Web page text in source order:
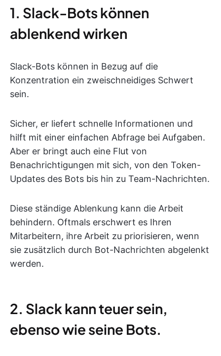
1. Slack-Bots können
ablenkend wirken
Slack-Bots können in Bezug auf die
Konzentration ein zweischneidiges Schwert
sein.
Sicher, er liefert schnelle Informationen und
hilft mit einer einfachen Abfrage bei Aufgaben.
Aber er bringt auch eine Flut von
Benachrichtigungen mit sich, von den Token-
Updates des Bots bis hin zu Team-Nachrichten.
Diese ständige Ablenkung kann die Arbeit
behindern. Oftmals erschwert es Ihren
Mitarbeitern, ihre Arbeit zu priorisieren, wenn
sie zusätzlich durch Bot-Nachrichten abgelenkt
werden.
2. Slack kann teuer sein,
ebenso wie seine Bots.